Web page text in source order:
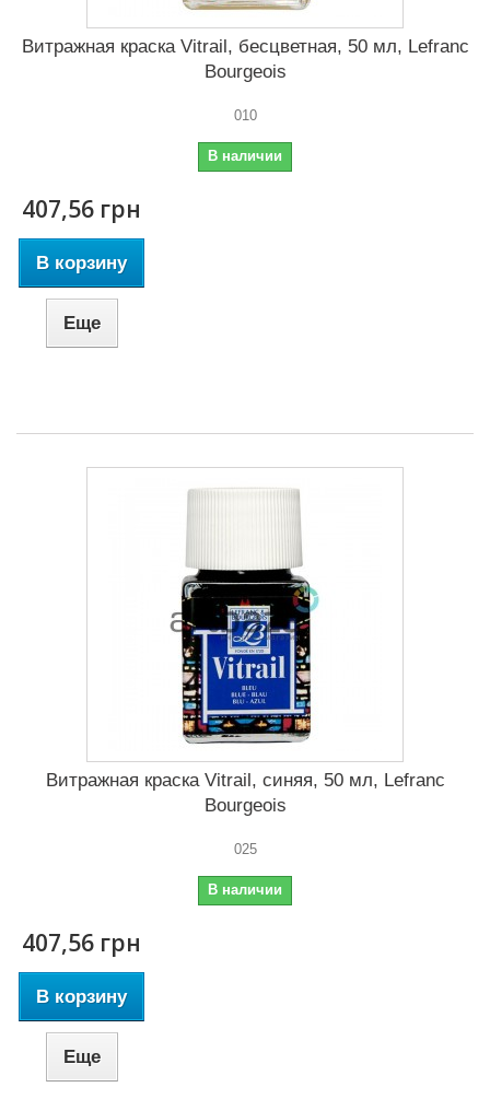
Витражная краска Vitrail, бесцветная, 50 мл, Lefranc
Bourgeois
010
В наличии
407,56 грн
В корзину
Еще
Витражная краска Vitrail, синяя, 50 мл, Lefranc
Bourgeois
025
В наличии
407,56 грн
В корзину
Еще